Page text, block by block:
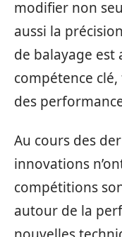
modifier non
aussi la
de balayage est
compétence
des
Au cours des
innovations
compétitions
autour de la